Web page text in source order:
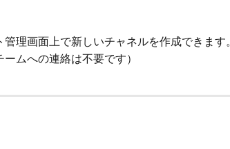
理画面上で新しいチャネルを作成できます。
ムへの連絡は不要です）